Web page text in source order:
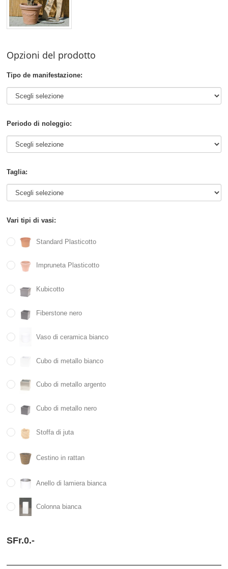
Opzioni del prodotto
Tipo de manifestazione:
Periodo di noleggio:
Taglia:
Vari tipi di vasi:
Standard Plasticotto
Impruneta Plasticotto
Kubicotto
Fiberstone nero
Vaso di ceramica bianco
Cubo di metallo bianco
Cubo di metallo argento
Cubo di metallo nero
Stoffa di juta
Cestino in rattan
Anello di lamiera bianca
Colonna bianca
SFr.0.-